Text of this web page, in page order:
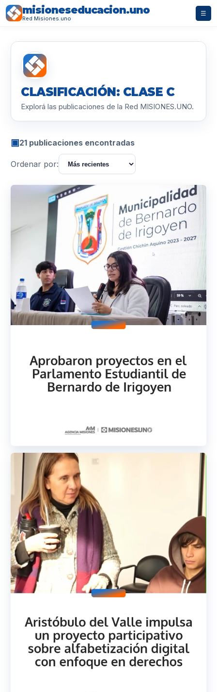
misioneseducacion.uno
Red Misiones.uno
☰
CLASIFICACIÓN: CLASE C
Explorá las publicaciones de la Red MISIONES.UNO.
▣21 publicaciones encontradas
Ordenar por: